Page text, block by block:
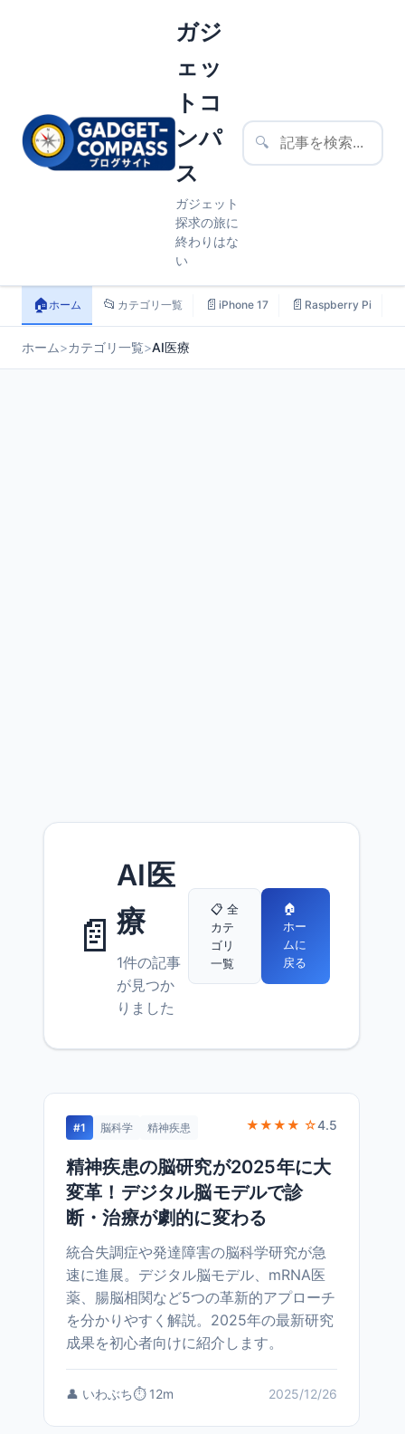
ガジ
ェッ
トコ
ンパ
ス
ガジェット
探求の旅に
終わりはな
い
🔍
🏠ホーム 📂 カテゴリ一覧 📄 iPhone 17 📄 Raspberry Pi
ホーム>カテゴリ一覧>AI医療
📄
AI医
療
1件の記事
が見つか
りました
📋 全
カテ
ゴリ
一覧
🏠
ホー
ムに
戻る
#1 脳科学 精神疾患 ★★★★ ☆4.5
精神疾患の脳研究が2025年に大
変革！デジタル脳モデルで診
断・治療が劇的に変わる
統合失調症や発達障害の脳科学研究が急
速に進展。デジタル脳モデル、mRNA医
薬、腸脳相関など5つの革新的アプローチ
を分かりやすく解説。2025年の最新研究
成果を初心者向けに紹介します。
👤 いわぶち⏱️ 12m 2025/12/26